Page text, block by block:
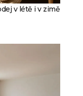
v létě i v zimě